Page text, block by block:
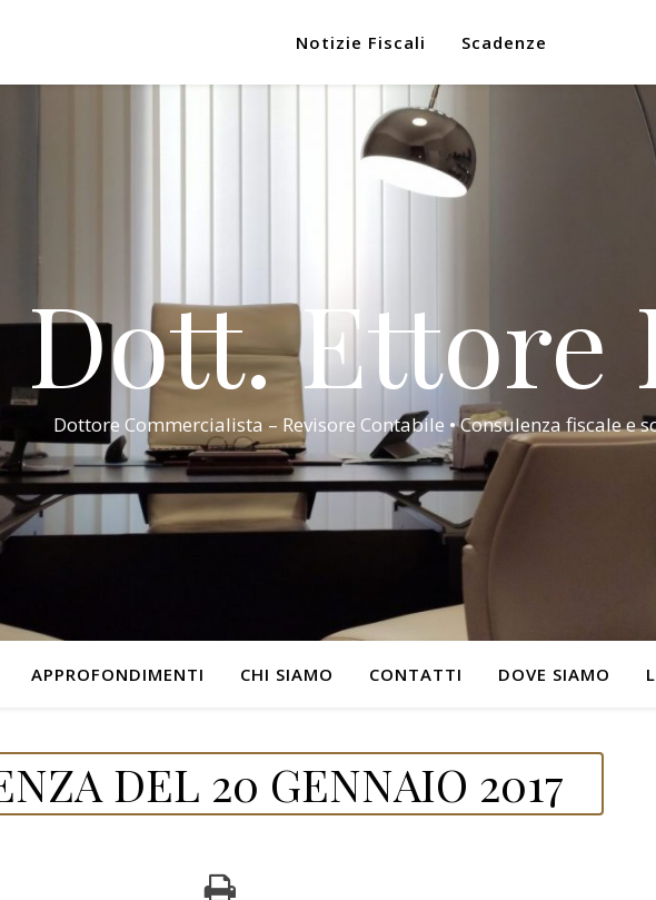
Notizie Fiscali Scadenze
Ettore
Dottore Commercialista – Revisore Contabile • Consulenza fiscale e
APPROFONDIMENTI CHI SIAMO CONTATTI DOVE SIAMO
DEL 20 GENNAIO 2017